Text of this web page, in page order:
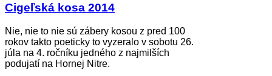
Cigeľská kosa 2014
Nie, nie to nie sú zábery kosou z pred 100
rokov takto poeticky to vyzeralo v sobotu 26.
júla na 4. ročníku jedného z najmilších
podujatí na Hornej Nitre.